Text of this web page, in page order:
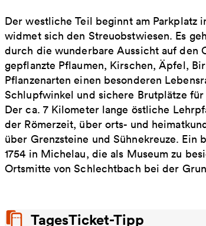
Der westliche Teil beginnt am Parkplatz
widmet sich den Streuobstwiesen. Es
durch die wunderbare Aussicht auf den
gepflanzte Pflaumen, Kirschen, Äpfel,
Pflanzenarten einen besonderen
Schlupfwinkel und sichere Brutplätze
Der ca. 7 Kilometer lange östliche
der Römerzeit, über orts- und
über Grenzsteine und Sühnekreuze. Ein
1754 in Michelau, die als Museum zu
Ortsmitte von Schlechtbach bei der
TagesTicket-Tipp